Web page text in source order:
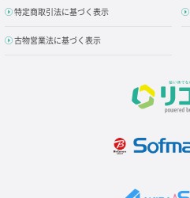
特定商取引法に基づく表示
古物営業法に基づく表示